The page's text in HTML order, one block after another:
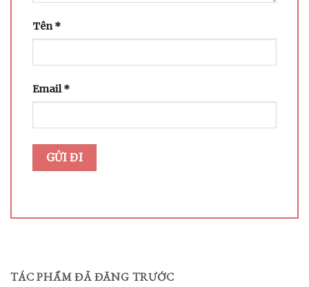
Tên*
Email*
TÁC PHẨM ĐÃ ĐĂNG TRƯỚC